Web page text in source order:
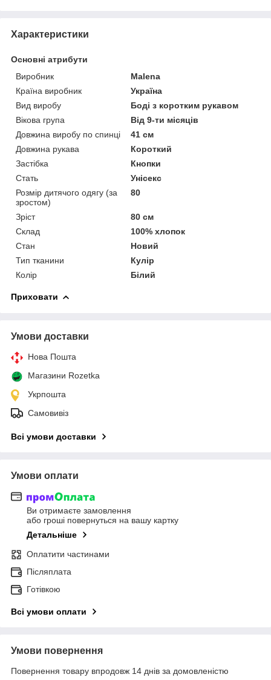
Характеристики
Основні атрибути
Виробник
Malena
Країна виробник
Україна
Вид виробу
Боді з коротким рукавом
Вікова група
Від 9-ти місяців
Довжина виробу по спинці
41 см
Довжина рукава
Короткий
Застібка
Кнопки
Стать
Унісекс
Розмір дитячого одягу (за
зростом)
80
Зріст
80 см
Склад
100% хлопок
Стан
Новий
Тип тканини
Кулір
Колір
Білий
Приховати
Умови доставки
Нова Пошта
Магазини Rozetka
Укрпошта
Самовивіз
Всі умови доставки
Умови оплати
Ви отримаєте замовлення
або гроші повернуться на вашу картку
Детальніше
Оплатити частинами
Післяплата
Готівкою
Всі умови оплати
Умови повернення
Повернення товару впродовж 14 днів за домовленістю